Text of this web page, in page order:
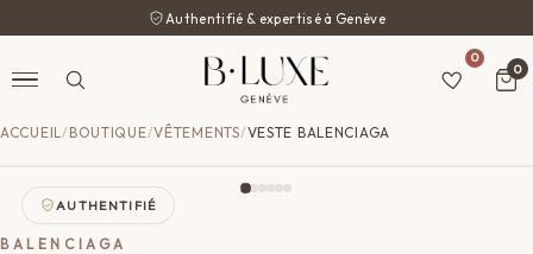
Authentifié & expertisé à Genève
0
0
ACCUEIL/ BOUTIQUE/VÊTEMENTS/VESTE BALENCIAGA
AUTHENTIFIÉ
BALENCIAGA